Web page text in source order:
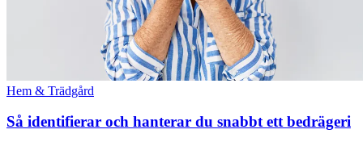
Hem & Trädgård
Så identifierar och hanterar du snabbt ett bedrägeri